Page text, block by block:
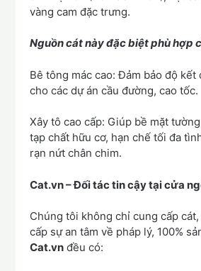
vàng cam đặc trưng.
Nguồn cát này đặc biệt phù hợp
Bê tông mác cao: Đảm bảo độ kết
cho các dự án cầu đường, cao tốc.
Xây tô cao cấp: Giúp bề mặt
tạp chất hữu cơ, hạn chế tối đa
rạn nứt chân chim.
Cat.vn – Đối tác tin cậy tại cửa
Chúng tôi không chỉ cung cấp
cấp sự an tâm về pháp lý, 100%
Cat.vn đều có: